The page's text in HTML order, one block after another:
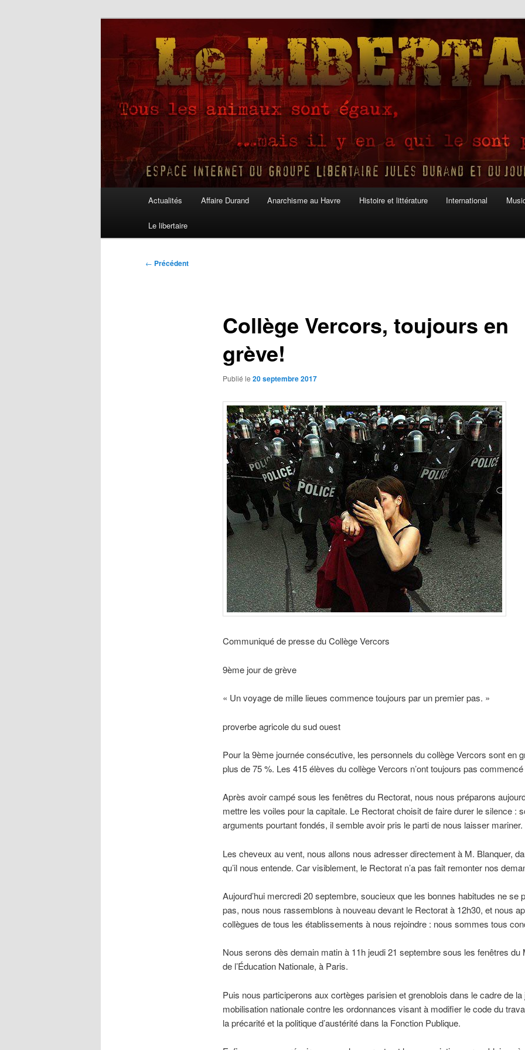
Le Libertaire
Actualités Affaire Durand Anarchisme au Havre Histoire et littérature International
Le libertaire
Navigation
← Précédent
Collège Vercors, toujours en
grève!
Publié le 20 septembre 2017
Communiqué de presse du Collège Vercors
9ème jour de grève
« Un voyage de mille lieues commence toujours par un premier pas. »
proverbe agricole du sud ouest
Pour la 9ème journée consécutive, les personnels du collège Vercors sont en
plus de 75 %. Les 415 élèves du collège Vercors n’ont toujours pas
Après avoir campé sous les fenêtres du Rectorat, nous nous préparons
mettre les voiles pour la capitale. Le Rectorat choisit de faire durer le silence :
arguments pourtant fondés, il semble avoir pris le parti de nous laisser mariner.
Les cheveux au vent, nous allons nous adresser directement à M. Blanquer,
qu’il nous entende. Car visiblement, le Rectorat n’a pas fait remonter nos
Aujourd’hui mercredi 20 septembre, soucieux que les bonnes habitudes ne se
pas, nous nous rassemblons à nouveau devant le Rectorat à 12h30, et nous
collègues de tous les établissements à nous rejoindre : nous sommes tous
Nous serons dès demain matin à 11h jeudi 21 septembre sous les fenêtres du
de l’Éducation Nationale, à Paris.
Puis nous participerons aux cortèges parisien et grenoblois dans le cadre de la
mobilisation nationale contre les ordonnances visant à modifier le code du
la précarité et la politique d’austérité dans la Fonction Publique.